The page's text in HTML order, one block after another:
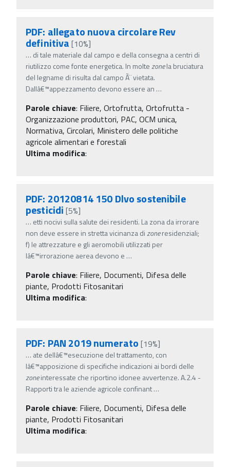
PDF: allegato nuova circolare Rev
definitiva [10%]
… di tale materiale dal campo e della consegna a centri di
riutilizzo come fonte energetica. In moltezonela bruciatura
del legname di risulta dal campo Ã¨ vietata.
Dallâ€™appezzamento devono essere an …
Parole chiave: Filiere, Ortofrutta, Ortofrutta -
Organizzazione produttori, PAC, OCM unica,
Normativa, Circolari, Ministero delle politiche
agricole alimentari e forestali
Ultima modifica:
PDF: 20120814 150 Dlvo sostenibile
pesticidi [5%]
… etti nocivi sulla salute dei residenti. La zona da irrorare
non deve essere in stretta vicinanza dizoneresidenziali;
f) le attrezzature e gli aeromobili utilizzati per
lâ€™irrorazione aerea devono e …
Parole chiave: Filiere, Documenti, Difesa delle
piante, Prodotti Fitosanitari
Ultima modifica:
PDF: PAN 2019 numerato [19%]
… ate dellâ€™esecuzione del trattamento, con
lâ€™apposizione di specifiche indicazioni ai bordi delle
zoneinteressate che riportino idonee avvertenze. A.2.4 -
Rapporti tra le aziende agricole confinant…
Parole chiave: Filiere, Documenti, Difesa delle
piante, Prodotti Fitosanitari
Ultima modifica: